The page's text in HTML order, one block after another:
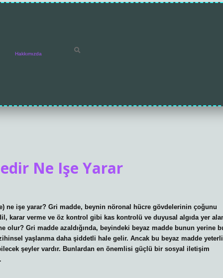
Hakkımızda
Ne Işe Yarar
ne işe yarar? Gri madde, beynin nöronal hücre gövdelerinin çoğunu
karar verme ve öz kontrol gibi kas kontrolü ve duyusal algıda yer
olur? Gri madde azaldığında, beyindeki beyaz madde bunun yerine
yaşlanma daha şiddetli hale gelir. Ancak bu beyaz madde yeterli
şeyler vardır. Bunlardan en önemlisi güçlü bir sosyal iletişim